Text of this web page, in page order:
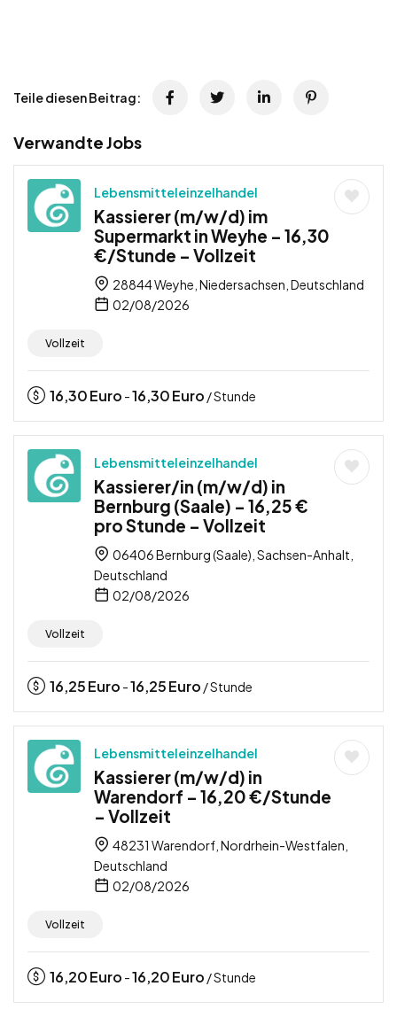
Teile diesen Beitrag:
Verwandte Jobs
Lebensmitteleinzelhandel
Kassierer (m/w/d) im
Supermarkt in Weyhe – 16,30
€/Stunde – Vollzeit
28844 Weyhe, Niedersachsen, Deutschland
02/08/2026
Vollzeit
16,30Euro -16,30Euro / Stunde
Lebensmitteleinzelhandel
Kassierer/in (m/w/d) in
Bernburg (Saale) – 16,25 €
pro Stunde – Vollzeit
06406 Bernburg (Saale), Sachsen-Anhalt,
Deutschland
02/08/2026
Vollzeit
16,25Euro -16,25Euro / Stunde
Lebensmitteleinzelhandel
Kassierer (m/w/d) in
Warendorf – 16,20 €/Stunde
– Vollzeit
48231 Warendorf, Nordrhein-Westfalen,
Deutschland
02/08/2026
Vollzeit
16,20Euro -16,20Euro / Stunde